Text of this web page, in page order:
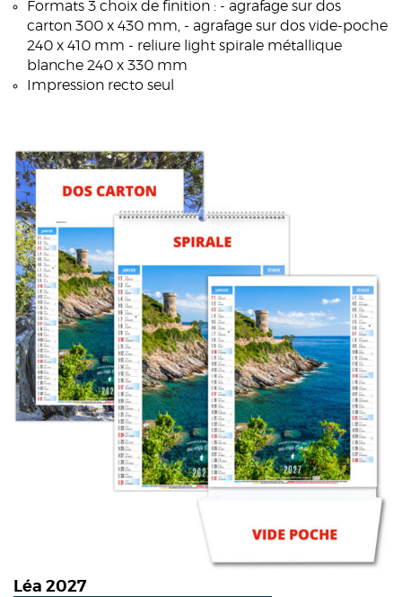
Formats 3 choix de finition : - agrafage sur dos
carton 300 x 430 mm, - agrafage sur dos vide-poche
240 x 410 mm - reliure light spirale métallique
blanche 240 x 330 mm
Impression recto seul
Léa 2027